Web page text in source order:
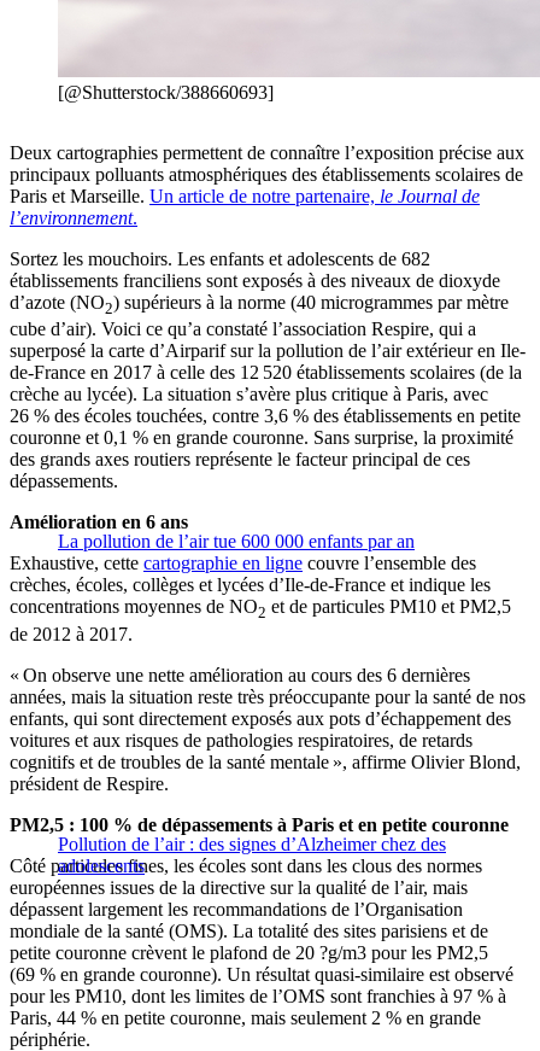
[@Shutterstock/388660693]
Deux cartographies permettent de connaître l’exposition précise aux
principaux polluants atmosphériques des établissements scolaires de
Paris et Marseille. Un article de notre partenaire, le Journal de
l’environnement.
Sortez les mouchoirs. Les enfants et adolescents de 682
établissements franciliens sont exposés à des niveaux de dioxyde
d’azote (NO2) supérieurs à la norme (40 microgrammes par mètre
cube d’air). Voici ce qu’a constaté l’association Respire, qui a
superposé la carte d’Airparif sur la pollution de l’air extérieur en Ile-
de-France en 2017 à celle des 12 520 établissements scolaires (de la
crèche au lycée). La situation s’avère plus critique à Paris, avec
26 % des écoles touchées, contre 3,6 % des établissements en petite
couronne et 0,1 % en grande couronne. Sans surprise, la proximité
des grands axes routiers représente le facteur principal de ces
dépassements.
La pollution de l’air tue 600 000 enfants par an
Amélioration en 6 ans
Exhaustive, cette cartographie en ligne couvre l’ensemble des
crèches, écoles, collèges et lycées d’Ile-de-France et indique les
concentrations moyennes de NO2 et de particules PM10 et PM2,5
de 2012 à 2017.
« On observe une nette amélioration au cours des 6 dernières
années, mais la situation reste très préoccupante pour la santé de nos
enfants, qui sont directement exposés aux pots d’échappement des
voitures et aux risques de pathologies respiratoires, de retards
cognitifs et de troubles de la santé mentale », affirme Olivier Blond,
président de Respire.
Pollution de l’air : des signes d’Alzheimer chez des
adolescents
PM2,5 : 100 % de dépassements à Paris et en petite couronne
Côté particules fines, les écoles sont dans les clous des normes
européennes issues de la directive sur la qualité de l’air, mais
dépassent largement les recommandations de l’Organisation
mondiale de la santé (OMS). La totalité des sites parisiens et de
petite couronne crèvent le plafond de 20 ?g/m3 pour les PM2,5
(69 % en grande couronne). Un résultat quasi-similaire est observé
pour les PM10, dont les limites de l’OMS sont franchies à 97 % à
Paris, 44 % en petite couronne, mais seulement 2 % en grande
périphérie.